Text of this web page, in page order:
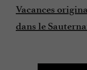
Vacances
dans le